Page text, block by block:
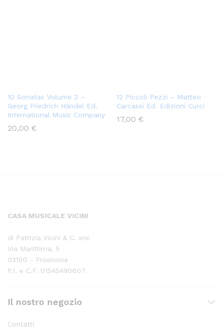
10 Sonatas Volume 2 –
Georg Friedrich Händel Ed.
International Music Company
20,00 €
12 Piccoli Pezzi – Matteo
Carcassi Ed. Edizioni Curci
17,00 €
CASA MUSICALE VICINI
di Patrizia Vicini & C. snc
Via Marittima, 5
03100 - Frosinone
P.I. e C.F. 01545490607
Il nostro negozio
Contatti